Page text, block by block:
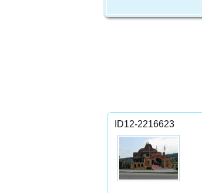
ID12-2216623